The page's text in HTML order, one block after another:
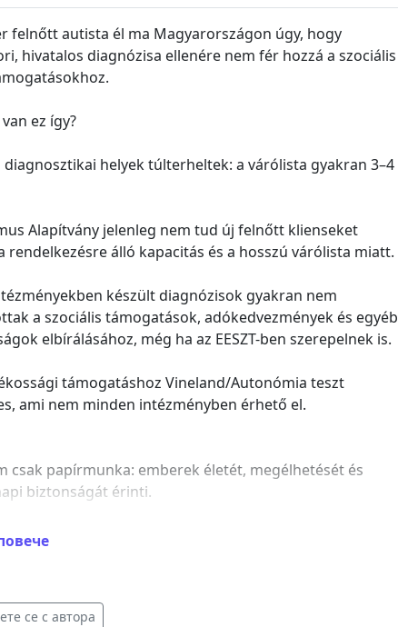
felnőtt autista él ma Magyarországon úgy, hogy
hivatalos diagnózisa ellenére nem fér hozzá a szociális
ez így?
diagnosztikai helyek túlterheltek: a várólista gyakran 3–4
Alapítvány jelenleg nem tud új felnőtt klienseket
rendelkezésre álló kapacitás és a hosszú várólista miatt.
készült diagnózisok gyakran nem
a szociális támogatások, adókedvezmények és egyéb
elbírálásához, még ha az EESZT-ben szerepelnek is.
támogatáshoz Vineland/Autonómia teszt
ami nem minden intézményben érhető el.
csak papírmunka: emberek életét, megélhetését és
biztonságát érinti.
maximum 2 hónapos várólistával.
се с автора